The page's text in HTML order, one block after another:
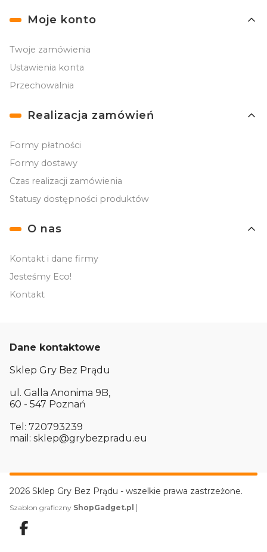
Moje konto
Twoje zamówienia
Ustawienia konta
Przechowalnia
Realizacja zamówień
Formy płatności
Formy dostawy
Czas realizacji zamówienia
Statusy dostępności produktów
O nas
Kontakt i dane firmy
Jesteśmy Eco!
Kontakt
Dane kontaktowe
Sklep Gry Bez Prądu
ul. Galla Anonima 9B,
60 - 547 Poznań
Tel: 720793239
mail: sklep@grybezpradu.eu
2026 Sklep Gry Bez Prądu - wszelkie prawa zastrzeżone.
Szablon graficzny ShopGadget.pl |